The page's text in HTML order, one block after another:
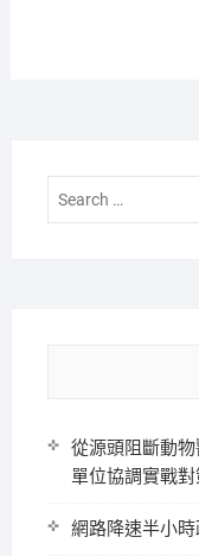
從源頭阻斷動
單位協調實戰對
網路降速半小